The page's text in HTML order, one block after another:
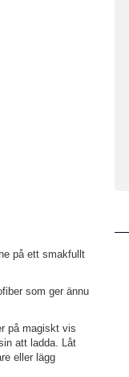
på ett smakfullt
som ger ännu
på magiskt vis
att ladda. Låt
eller lägg